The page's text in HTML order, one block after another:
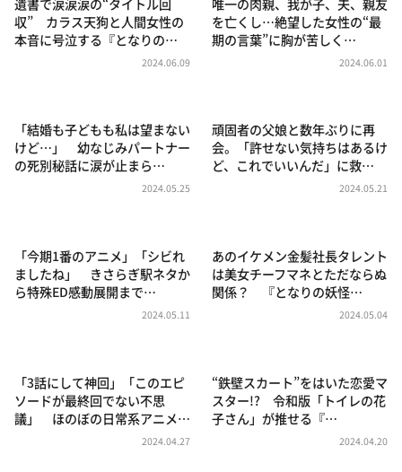
朝だ！生です旅サラダ
教えて！ニュースライブ 正義のミカタ
ポツンと一軒家
ザキ山小屋本館
収” カラス天狗と人間女性の
本音に号泣する『となりの…
2024.06.09
を亡くし…絶望した女性の“最
期の言葉”に胸が苦しく…
2024.06.01
「結婚も子どもも私は望まない
けど…」 幼なじみパートナー
の死別秘話に涙が止まら…
2024.05.25
頑固者の父娘と数年ぶりに再
会。「許せない気持ちはあるけ
ど、これでいいんだ」に救…
2024.05.21
「今期1番のアニメ」「シビれ
ましたね」 きさらぎ駅ネタか
ら特殊ED感動展開まで…
2024.05.11
あのイケメン金髪社長タレント
は美女チーフマネとただならぬ
関係？ 『となりの妖怪…
2024.05.04
「3話にして神回」「このエピ
ソードが最終回でない不思
議」 ほのぼの日常系アニメ…
2024.04.27
“鉄壁スカート”をはいた恋愛マ
スター!? 令和版「トイレの花
子さん」が推せる『…
2024.04.20